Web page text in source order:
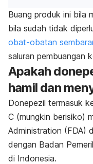
Buang produk ini bila
bila sudah tidak
obat-obatan
saluran pembuangan
Apakah
hamil dan
Donepezil termasuk
C (mungkin berisiko)
Administration (FDA)
dengan Badan
di Indonesia.